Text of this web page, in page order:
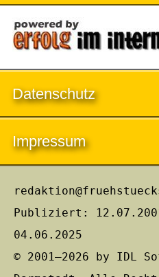
Datenschutz
Impressum
Publiziert:
04.06.2025
© 2001–2026 by IDL